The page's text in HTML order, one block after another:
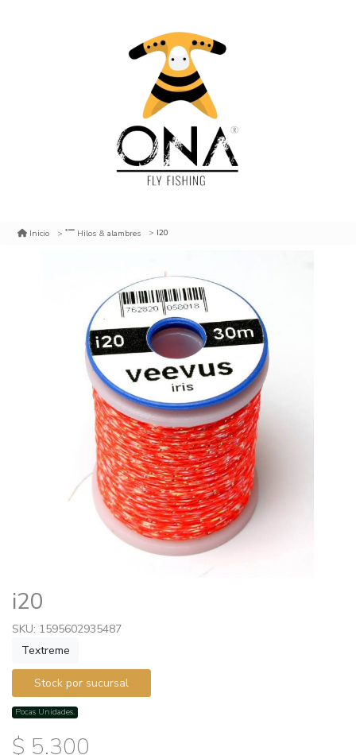
Inicio Hilos & alambres I20
i20
SKU: 1595602935487
Textreme
Stock por sucursal
Pocas Unidades.
$ 5.300